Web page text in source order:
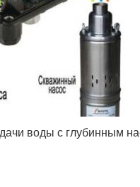
воды с глубинным